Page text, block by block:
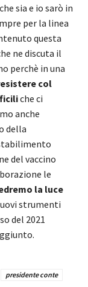
sia e io sarò in
per la linea
questa
ne discuta il
perchè in una
col
che ci
anche
della
del vaccino
le
la luce
strumenti
del 2021
presidente conte